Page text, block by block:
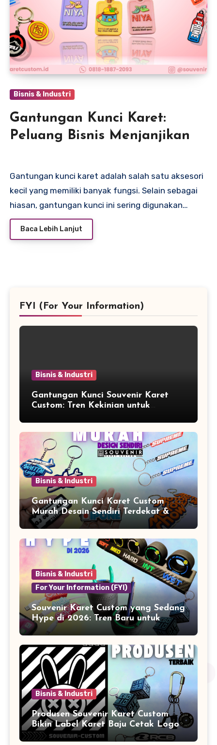
Bisnis & Industri
Gantungan Kunci Karet:
Peluang Bisnis Menjanjikan
Gantungan kunci karet adalah salah satu aksesori
kecil yang memiliki banyak fungsi. Selain sebagai
hiasan, gantungan kunci ini sering digunakan…
Baca Lebih Lanjut
FYI (For Your Information)
Bisnis & Industri
Gantungan Kunci Souvenir Karet
Custom: Tren Kekinian untuk
Bisnis & Industri
Gantungan Kunci Karet Custom
Murah Desain Sendiri Terdekat &
Berkualitas
Bisnis & Industri
For Your Information (FYI)
Souvenir Karet Custom yang Sedang
Hype di 2026: Tren Baru untuk
Branding & Lifestyle
Bisnis & Industri
Produsen Souvenir Karet Custom
Bikin Label Karet Baju Cetak Logo
Karet Sintetis